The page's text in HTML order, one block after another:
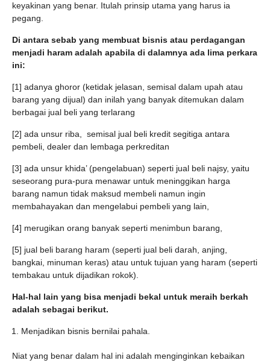
keyakinan yang benar. Itulah prinsip utama yang harus ia
pegang.
Di antara sebab yang membuat bisnis atau perdagangan
menjadi haram adalah apabila di dalamnya ada lima perkara
ini:
[1] adanya ghoror (ketidak jelasan, semisal dalam upah atau
barang yang dijual) dan inilah yang banyak ditemukan dalam
berbagai jual beli yang terlarang
[2] ada unsur riba, semisal jual beli kredit segitiga antara
pembeli, dealer dan lembaga perkreditan
[3] ada unsur khida’ (pengelabuan) seperti jual beli najsy, yaitu
seseorang pura-pura menawar untuk meninggikan harga
barang namun tidak maksud membeli namun ingin
membahayakan dan mengelabui pembeli yang lain,
[4] merugikan orang banyak seperti menimbun barang,
[5] jual beli barang haram (seperti jual beli darah, anjing,
bangkai, minuman keras) atau untuk tujuan yang haram (seperti
tembakau untuk dijadikan rokok).
Hal-hal lain yang bisa menjadi bekal untuk meraih berkah
adalah sebagai berikut.
Menjadikan bisnis bernilai pahala.
Niat yang benar dalam hal ini adalah menginginkan kebaikan